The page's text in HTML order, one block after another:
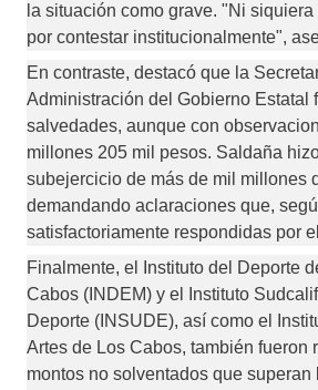
la situación como grave. "Ni
por contestar institucionalmente",
En contraste, destacó que la
Administración del Gobierno Estatal
salvedades, aunque con
millones 205 mil pesos. Saldaña
subejercicio de más de mil millones
demandando aclaraciones que,
satisfactoriamente respondidas por
Finalmente, el Instituto del Deporte
Cabos (INDEM) y el Instituto
Deporte (INSUDE), así como el
Artes de Los Cabos, también fueron
montos no solventados que